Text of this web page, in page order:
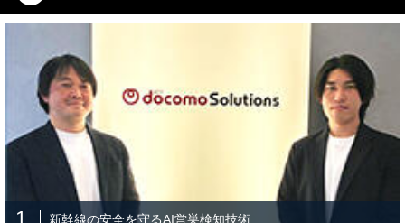
新幹線の安全を守るAI営巣検知技術